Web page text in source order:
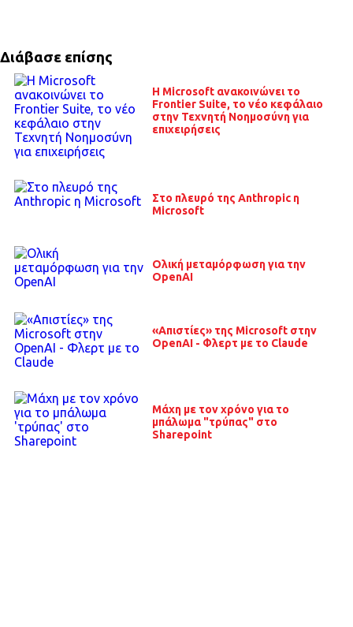
Διάβασε επίσης
Η Microsoft ανακοινώνει το
Frontier Suite, το νέο κεφάλαιο
στην Τεχνητή Νοημοσύνη για
επιχειρήσεις
Στο πλευρό της Anthropic η
Microsoft
Ολική μεταμόρφωση για την
OpenAI
«Απιστίες» της Microsoft στην
OpenAI - Φλερτ με το Claude
Μάχη με τον χρόνο για το
μπάλωμα "τρύπας" στο
Sharepoint